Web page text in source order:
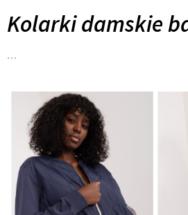
Kolarki damskie
…